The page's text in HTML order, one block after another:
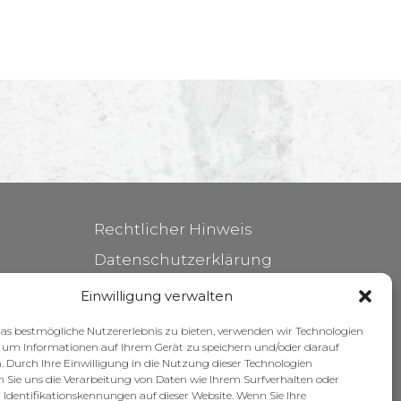
Einwilligung verwalten
bestmögliche Nutzererlebnis zu bieten, verwenden wir Technologien
um Informationen auf Ihrem Gerät zu speichern und/oder darauf
Durch Ihre Einwilligung in die Nutzung dieser Technologien
Sie uns die Verarbeitung von Daten wie Ihrem Surfverhalten oder
auf dieser Website. Wenn Sie Ihre
Rechtlicher Hinweis
Datenschutzerklärung
Cookie-Richtlinie
Zuschüsse